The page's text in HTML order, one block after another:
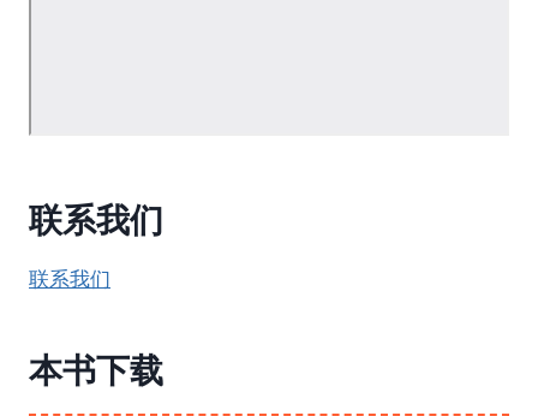
联系我们
联系我们
本书下载